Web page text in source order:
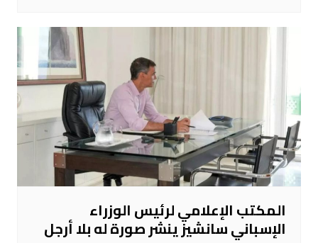
المكتب الإعلامي لرئيس الوزراء
الإسباني سانشيز ينشر صورة له بلا أرجل